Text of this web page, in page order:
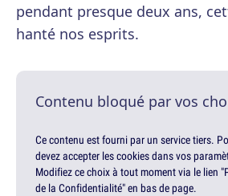
pendant presque deux ans,
hanté nos esprits.
Contenu bloqué par vos
Ce contenu est fourni par un service tiers.
devez accepter les cookies dans vos
Modifiez ce choix à tout moment via le lien
de la Confidentialité" en bas de page.